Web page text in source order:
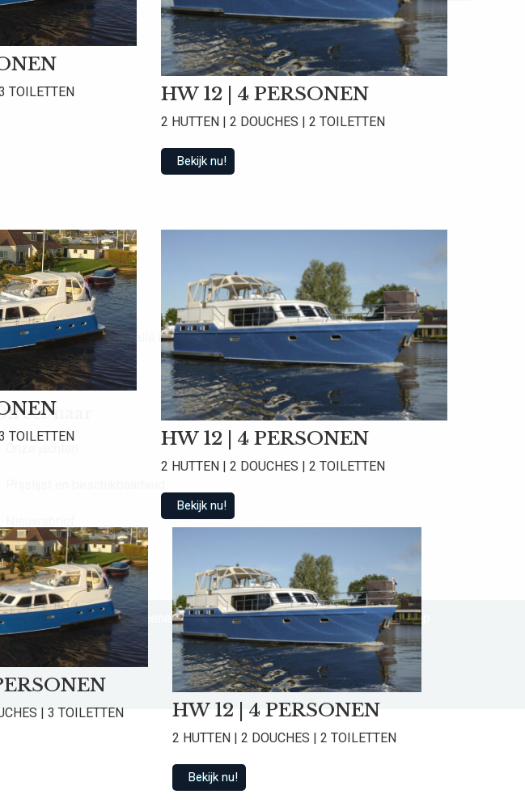
TOILETTEN HW 12 | 4 PERSONEN
2 HUTTEN | 2 DOUCHES | 2 TOILETTEN
Bekijk nu!
TOILETTEN HW 12 | 4 PERSONEN
2 HUTTEN | 2 DOUCHES | 2 TOILETTEN
Bekijk nu!
| 3 TOILETTEN HW 12 | 4 PERSONEN
2 HUTTEN | 2 DOUCHES | 2 TOILETTEN
Bekijk nu!
van9.0!Bekijk alle beoordelingen
naar
Contact
Contact Algemene voorwaarden Privacy Statement Sitemap